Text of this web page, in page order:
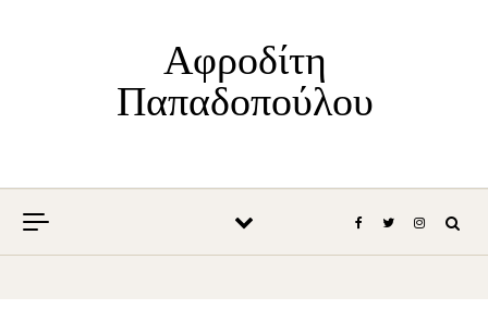
Αφροδίτη
Παπαδοπούλου